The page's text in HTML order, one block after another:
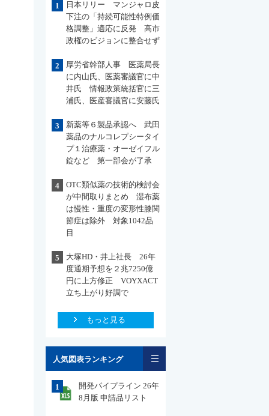
1
日本リリー マンジャロ皮
下注の「持続可能性特例価
格調整」適応に反発 高市
政権のビジョンに整合せず
2
厚労省幹部人事 医薬局長
に内山氏、医薬審議官に中
井氏 情報政策統括官に三
浦氏、医産審議官に安藤氏
3
新薬等６製品承認へ 武田
薬品のナルコレプシータイ
プ１治療薬・オーゼイフル
錠など 第一部会が了承
4
OTC類似薬の技術的検討会
が中間取りまとめ 湿布薬
は慢性・重度の変形性膝関
節症は除外 対象1042品
目
5
大塚HD・井上社長 26年
度通期予想を２兆7250億
円に上方修正 VOYXACT
立ち上がり好調で
もっと見る
人気図表ランキング
1
開発パイプライン 26年
8月版 申請品リスト